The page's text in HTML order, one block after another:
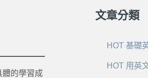
體的學習成
文章分類
HOT 基礎
HOT 用英